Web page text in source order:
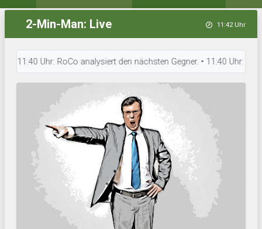
2-Min-Man: Live 11:42 Uhr
Uhr: RoCo analysiert den nächsten Gegner. • 11:40 Uhr: Rapid